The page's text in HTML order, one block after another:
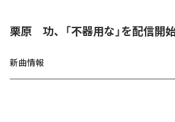
栗原 功、「不器用な」を配信開
新曲情報